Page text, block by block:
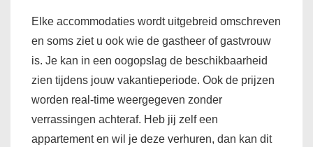
Elke accommodaties wordt uitgebreid omschreven
en soms ziet u ook wie de gastheer of gastvrouw
is. Je kan in een oogopslag de beschikbaarheid
zien tijdens jouw vakantieperiode. Ook de prijzen
worden real-time weergegeven zonder
verrassingen achteraf. Heb jij zelf een
appartement en wil je deze verhuren, dan kan dit